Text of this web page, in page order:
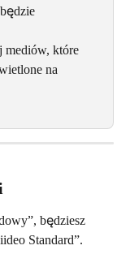
mediów, które
na
będziesz
Standard”.